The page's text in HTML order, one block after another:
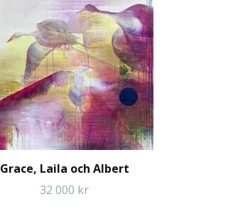
Grace, Laila och Albert
32 000 kr